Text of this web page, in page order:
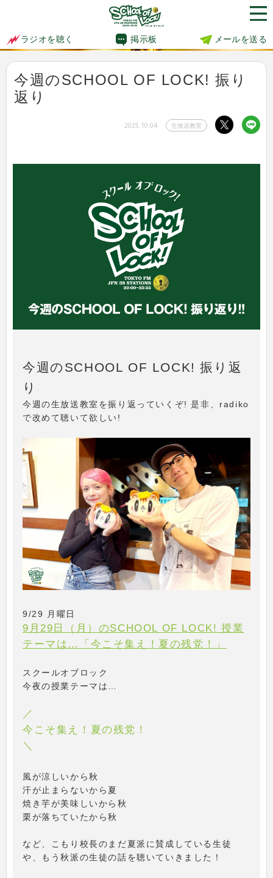
ラジオを聴く 掲示板 メールを送る
今週のSCHOOL OF LOCK! 振り
返り
2025.10.04 生放送教室
今週のSCHOOL OF LOCK! 振り返
り
今週の生放送教室を振り返っていくぞ! 是非、radiko
で改めて聴いて欲しい!
9/29 月曜日
9月29日（月）のSCHOOL OF LOCK! 授業
テーマは…「今こそ集え！夏の残党！」
スクールオブロック
今夜の授業テーマは…
／
今こそ集え！夏の残党！
＼
風が涼しいから秋
汗が止まらないから夏
焼き芋が美味しいから秋
栗が落ちていたから秋
など、こもり校長のまだ夏派に賛成している生徒
や、もう秋派の生徒の話を聴いていきました！